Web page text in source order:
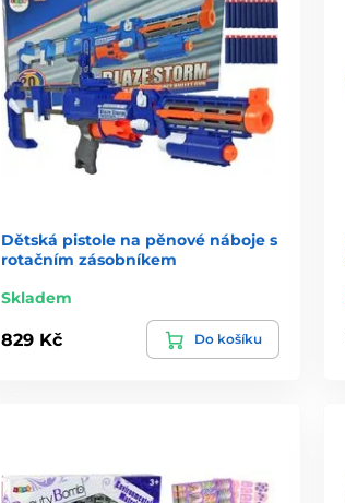
Dětská pistole na pěnové náboje s
rotačním zásobníkem
Skladem
829 Kč Do košíku